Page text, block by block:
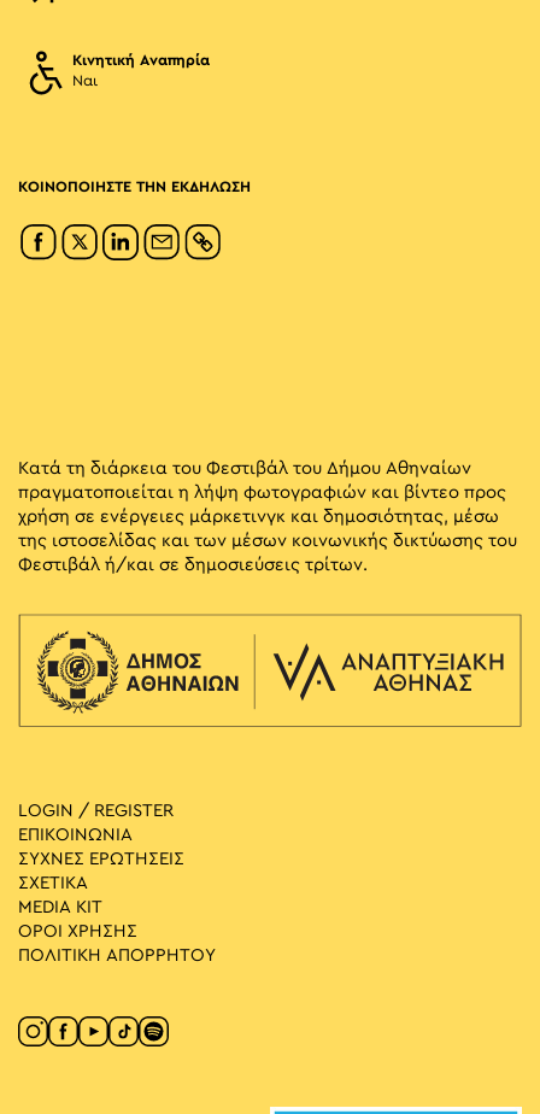
Κινητική Αναπηρία
Ναι
ΚΟΙΝΟΠΟΙΗΣΤΕ ΤΗΝ ΕΚΔΗΛΩΣΗ
Κατά τη διάρκεια του Φεστιβάλ του Δήμου Αθηναίων
πραγματοποιείται η λήψη φωτογραφιών και βίντεο προς
χρήση σε ενέργειες μάρκετινγκ και δημοσιότητας, μέσω
της ιστοσελίδας και των μέσων κοινωνικής δικτύωσης του
Φεστιβάλ ή/και σε δημοσιεύσεις τρίτων.
LOGIN / REGISTER
ΕΠΙΚΟΙΝΩΝΙΑ
ΣΥΧΝΕΣ ΕΡΩΤΗΣΕΙΣ
ΣΧΕΤΙΚΑ
MEDIA ΚIT
ΟΡΟΙ ΧΡΗΣΗΣ
ΠΟΛΙΤΙΚΗ ΑΠΟΡΡΗΤΟΥ